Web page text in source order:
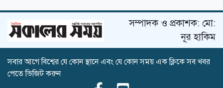
নিয়ে যা বলছে ভারত
রাশিয়া-ইউক্রেনের পাল্টাপাল্টি
সম্পাদক ও প্রকাশক: মো:
নূর হাকিম
সবার আগে বিশ্বের যে কোন স্থানে এবং যে কোন সময় এক ক্লিকে সব খবর
পেতে ভিজিট করুন